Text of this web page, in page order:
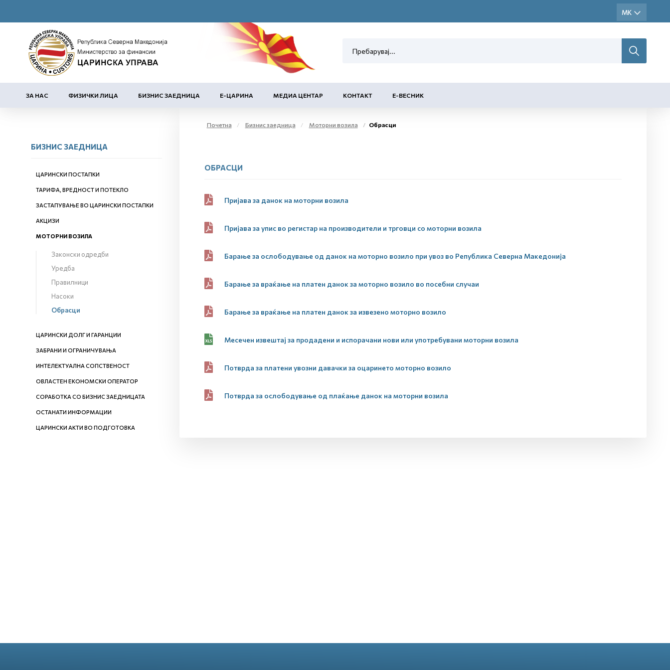
ЗА НАС ФИЗИЧКИ ЛИЦА БИЗНИС ЗАЕДНИЦА Е-ЦАРИНА МЕДИА ЦЕНТАР КОНТАКТ Е-ВЕСНИК
БИЗНИС ЗАЕДНИЦА
ЦАРИНСКИ ПОСТАПКИ
ТАРИФА, ВРЕДНОСТ И ПОТЕКЛО
ЗАСТАПУВАЊЕ ВО ЦАРИНСКИ ПОСТАПКИ
АКЦИЗИ
МОТОРНИ ВОЗИЛА
Законски одредби
Уредба
Правилници
Насоки
Обрасци
ЦАРИНСКИ ДОЛГ И ГАРАНЦИИ
ЗАБРАНИ И ОГРАНИЧУВАЊА
ИНТЕЛЕКТУАЛНА СОПСТВЕНОСТ
ОВЛАСТЕН ЕКОНОМСКИ ОПЕРАТОР
СОРАБОТКА СО БИЗНИС ЗАЕДНИЦАТА
ОСТАНАТИ ИНФОРМАЦИИ
ЦАРИНСКИ АКТИ ВО ПОДГОТОВКА
Почетна Бизнис заедница Моторни возила Обрасци
ОБРАСЦИ
Пријава за данок на моторни возила
Пријава за упис во регистар на производители и трговци со моторни возила
Барање за ослободување од данок на моторно возило при увоз во Република Северна Македонија
Барање за враќање на платен данок за моторно возило во посебни случаи
Барање за враќање на платен данок за извезено моторно возило
Месечен извештај за продадени и испорачани нови или употребувани моторни возила
Потврда за платени увозни давачки за оцаринето моторно возило
Потврда за ослободување од плаќање данок на моторни возила